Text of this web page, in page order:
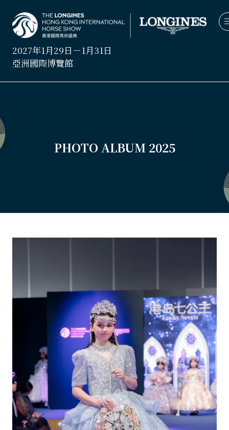
2027年1月29日－1月31日
亞洲國際博覽館
PHOTO ALBUM 2025